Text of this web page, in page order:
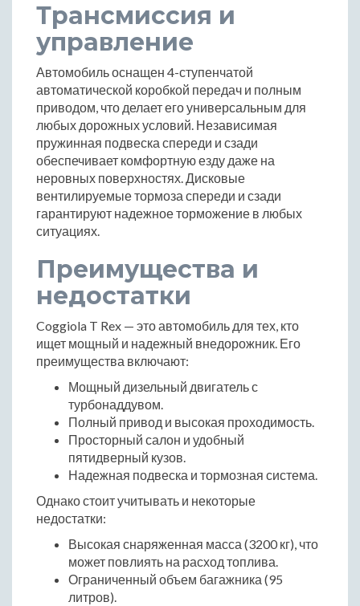
Трансмиссия и
управление
Автомобиль оснащен 4-ступенчатой
автоматической коробкой передач и полным
приводом, что делает его универсальным для
любых дорожных условий. Независимая
пружинная подвеска спереди и сзади
обеспечивает комфортную езду даже на
неровных поверхностях. Дисковые
вентилируемые тормоза спереди и сзади
гарантируют надежное торможение в любых
ситуациях.
Преимущества и
недостатки
Coggiola T Rex — это автомобиль для тех, кто
ищет мощный и надежный внедорожник. Его
преимущества включают:
Мощный дизельный двигатель с
турбонаддувом.
Полный привод и высокая проходимость.
Просторный салон и удобный
пятидверный кузов.
Надежная подвеска и тормозная система.
Однако стоит учитывать и некоторые
недостатки:
Высокая снаряженная масса (3200 кг), что
может повлиять на расход топлива.
Ограниченный объем багажника (95
литров).